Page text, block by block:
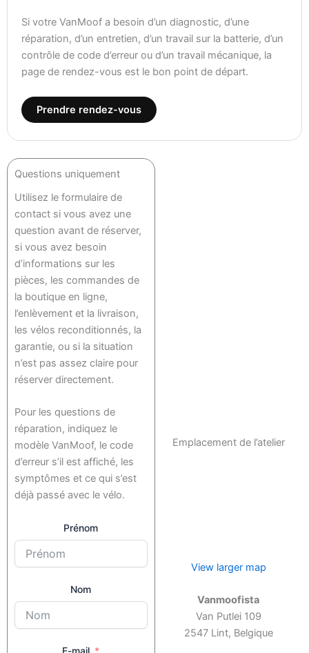
Si votre VanMoof a besoin d’un diagnostic, d’une
réparation, d’un entretien, d’un travail sur la batterie, d’un
contrôle de code d’erreur ou d’un travail mécanique, la
page de rendez-vous est le bon point de départ.
Prendre rendez-vous
Questions uniquement
Utilisez le formulaire de
contact si vous avez une
question avant de réserver,
si vous avez besoin
d’informations sur les
pièces, les commandes de
la boutique en ligne,
l’enlèvement et la livraison,
les vélos reconditionnés, la
garantie, ou si la situation
n’est pas assez claire pour
réserver directement.
Pour les questions de
réparation, indiquez le
modèle VanMoof, le code
d’erreur s’il est affiché, les
symptômes et ce qui s’est
déjà passé avec le vélo.
Prénom
Nom
E-mail
Emplacement de l’atelier
View larger map
Vanmoofista
Van Putlei 109
2547 Lint, Belgique